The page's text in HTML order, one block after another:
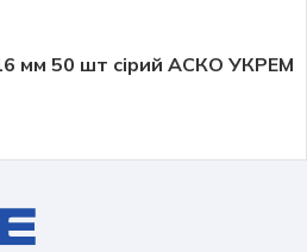
мм 50 шт сірий АСКО УКРЕМ